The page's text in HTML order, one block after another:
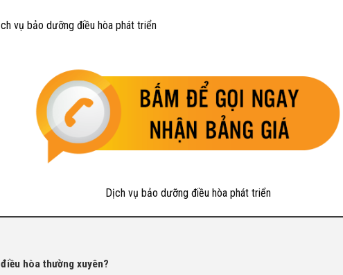
Dịch vụ bảo dưỡng điều hòa phát triển
hòa thường xuyên?